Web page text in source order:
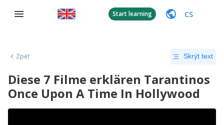
Start learning CS
Zpět Skrýt text
Diese 7 Filme erklären Tarantinos
Once Upon A Time In Hollywood